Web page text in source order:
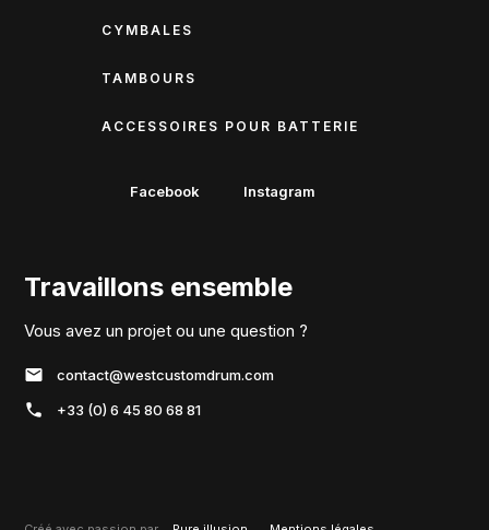
CYMBALES
TAMBOURS
ACCESSOIRES POUR BATTERIE
Facebook Instagram
Travaillons ensemble
Vous avez un projet ou une question ?
contact@westcustomdrum.com
+33 (0) 6 45 80 68 81